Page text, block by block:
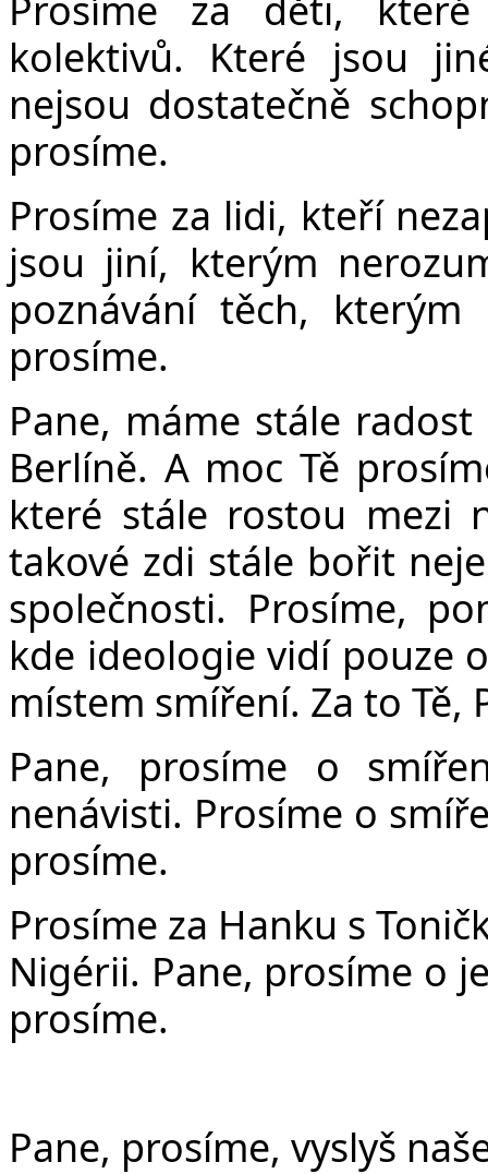
kolektivů. Které jsou
nejsou dostatečně
prosíme.
Prosíme za lidi, kteří
jsou jiní, kterým
poznávání těch,
prosíme.
Pane, máme stále
Berlíně. A moc Tě
které stále rostou mezi
takové zdi stále bořit
společnosti. Prosíme,
kde ideologie vidí pouze
místem smíření. Za to Tě,
Pane, prosíme o
nenávisti. Prosíme o
prosíme.
Prosíme za Hanku s
Nigérii. Pane, prosíme o
prosíme.
Pane, prosíme, vyslyš